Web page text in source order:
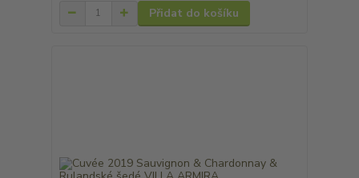
Přidat do košíku